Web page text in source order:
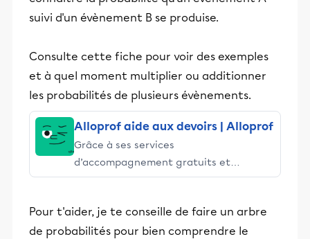
suivi d'un évènement B se produise.
Consulte cette fiche pour voir des exemples
et à quel moment multiplier ou additionner
les probabilités de plusieurs évènements.
Alloprof aide aux devoirs | Alloprof
Grâce à ses services
d’accompagnement gratuits et
stimulants, Alloprof engage les élèves
éducative.
Pour t'aider, je te conseille de faire un arbre
de probabilités pour bien comprendre le